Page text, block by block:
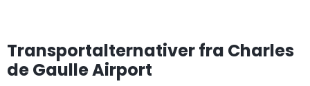
Transportalternativer fra Charles
de Gaulle Airport